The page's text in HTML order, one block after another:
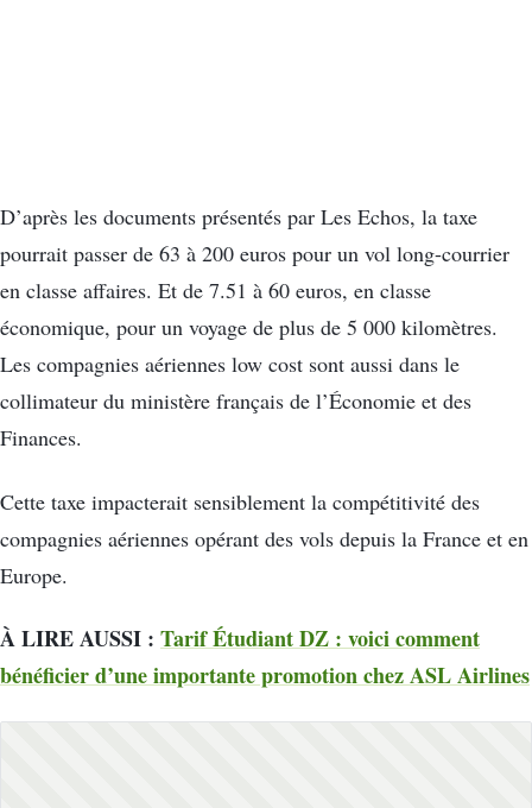
D’après les documents présentés par Les Echos, la taxe
pourrait passer de 63 à 200 euros pour un vol long-courrier
en classe affaires. Et de 7.51 à 60 euros, en classe
économique, pour un voyage de plus de 5 000 kilomètres.
Les compagnies aériennes low cost sont aussi dans le
collimateur du ministère français de l’Économie et des
Finances.
Cette taxe impacterait sensiblement la compétitivité des
compagnies aériennes opérant des vols depuis la France et en
Europe.
À LIRE AUSSI : Tarif Étudiant DZ : voici comment
bénéficier d’une importante promotion chez ASL Airlines